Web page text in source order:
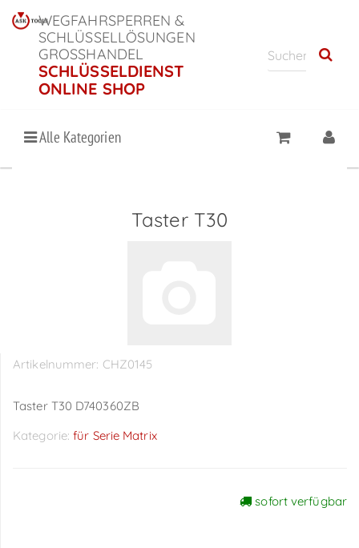
WEGFAHRSPERREN &
SCHLÜSSELLÖSUNGEN
GROSSHANDEL
SCHLÜSSELDIENST
ONLINE SHOP
Alle Kategorien
Taster T30
Artikelnummer: CHZ0145
Taster T30 D740360ZB
Kategorie:für Serie Matrix
sofort verfügbar